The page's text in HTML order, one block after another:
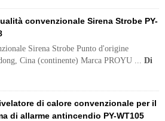
convenzionale Sirena Strobe PY-
Sirena Strobe Punto d'origine
Cina (continente) Marca PROYU ... Di
di calore convenzionale per il
di allarme antincendio PY-WT105